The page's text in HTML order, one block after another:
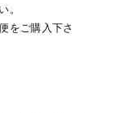
。
をご購入下さ